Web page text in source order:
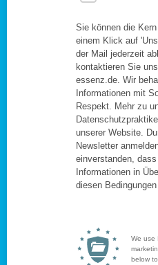
Sie können die
einem Klick auf
der Mail jederzeit
kontaktieren Sie
essenz.de. Wir
Informationen mit
Respekt. Mehr zu
unserer Website.
Newsletter
einverstanden,
Informationen in
diesen
We use
below